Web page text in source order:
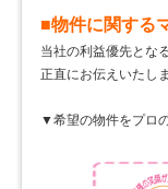
■物件に関する
当社の利益優先とな
正直にお伝えいたしま
▼希望の物件をプロ